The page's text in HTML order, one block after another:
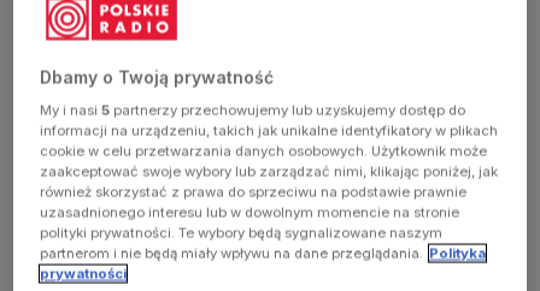
exception
has
occurred
(see the
browser
Dbamy o Twoją prywatność
My i nasi5 partnerzy przechowujemy lub uzyskujemy dostęp do
informacji na urządzeniu, takich jak unikalne identyfikatory w plikach
cookie w celu przetwarzania danych osobowych. Użytkownik może
zaakceptować swoje wybory lub zarządzać nimi, klikając poniżej, jak
również skorzystać z prawa do sprzeciwu na podstawie prawnie
uzasadnionego interesu lub w dowolnym momencie na stronie
polityki prywatności. Te wybory będą sygnalizowane naszym
partnerom i nie będą miały wpływu na dane przeglądania. Polityka
prywatności